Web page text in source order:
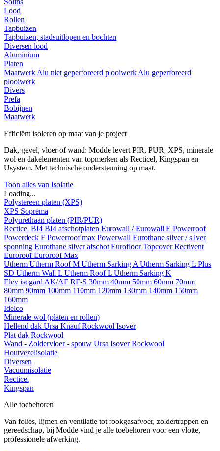
Solins
Lood
Rollen
Tapbuizen
Tapbuizen, stadsuitlopen en bochten
Diversen lood
Aluminium
Platen
Maatwerk Alu niet geperforeerd plooiwerk Alu geperforeerd
plooiwerk
Divers
Prefa
Bobijnen
Maatwerk
Efficiënt isoleren op maat van je project
Dak, gevel, vloer of wand: Modde levert PIR, PUR, XPS, minerale
wol en dakelementen van topmerken als Recticel, Kingspan en
Usystem. Met technische ondersteuning op maat.
Toon alles van Isolatie
Loading...
Polystereen platen (XPS)
XPS Soprema
Polyurethaan platen (PIR/PUR)
Recticel BI4 BI4 afschotplaten Eurowall / Eurowall E Powerroof
Powerdeck F Powerroof max Powerwall Eurothane silver / silver
sponning Eurothane silver afschot EurofloorTopcoverRectivent
EuroroofEuroroof Max
Utherm Utherm Roof M Utherm Sarking A Utherm Sarking L Plus
SD Utherm Wall L Utherm Roof L Utherm Sarking K
Elev isogard AK/AF RF-S 30mm 40mm 50mm 60mm 70mm
80mm 90mm 100mm 110mm 120mm 130mm 140mm 150mm
160mm
Idelco
Minerale wol (platen en rollen)
Hellend dak Ursa KnaufRockwool Isover
Plat dak Rockwool
Wand - Zoldervloer - spouw Ursa IsoverRockwool
Houtvezelisolatie
Diversen
Vacuumisolatie
Recticel
Kingspan
Alle toebehoren
Van folies, lijmen en ventilatie tot rookgasafvoer, zoldertrappen en
gereedschap, bij Modde vind je alle toebehoren voor een vlotte,
professionele afwerking.